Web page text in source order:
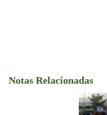
Notas Relacionadas